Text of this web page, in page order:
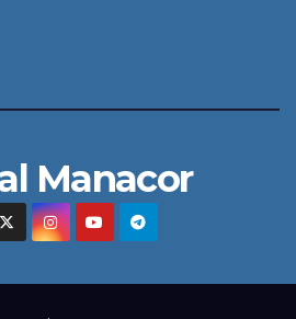
Manacor